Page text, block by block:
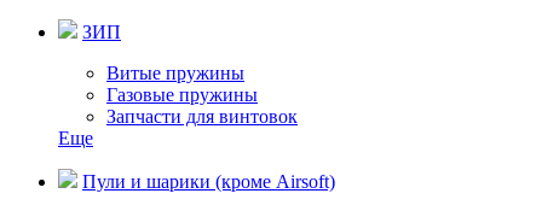
ЗИП
Витые пружины
Газовые пружины
Запчасти для винтовок
Еще
Пули и шарики (кроме Airsoft)